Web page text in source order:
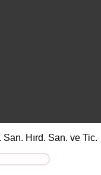
Hırd. San. ve Tic.